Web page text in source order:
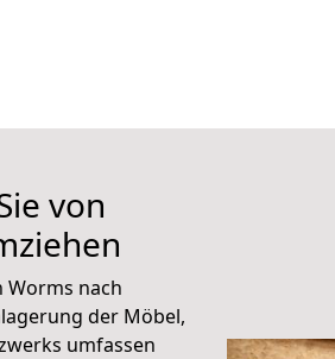
von
nach
der Möbel,
umfassen